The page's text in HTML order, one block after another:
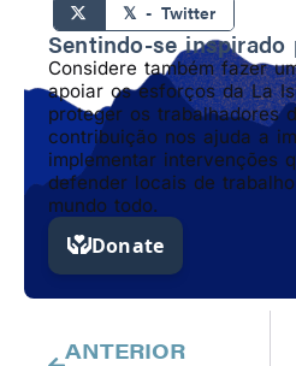
𝕏 - Twitter
Sentindo-se inspirado
Considere também fazer
apoiar os esforços da La
proteger os trabalhadores
contribuição nos ajuda a
implementar intervenções
defender locais de
mundo todo.
ANTERIOR